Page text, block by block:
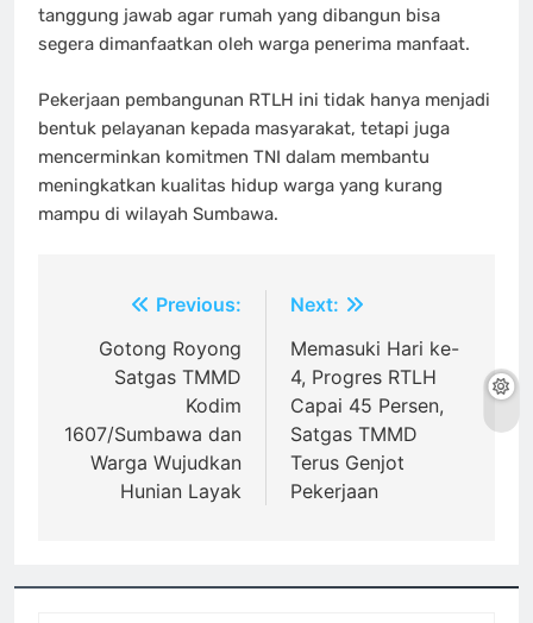
tanggung jawab agar rumah yang dibangun bisa
segera dimanfaatkan oleh warga penerima manfaat.
Pekerjaan pembangunan RTLH ini tidak hanya menjadi
bentuk pelayanan kepada masyarakat, tetapi juga
mencerminkan komitmen TNI dalam membantu
meningkatkan kualitas hidup warga yang kurang
mampu di wilayah Sumbawa.
Navigasi
pos
Previous:
Gotong Royong
Satgas TMMD
Kodim
1607/Sumbawa dan
Warga Wujudkan
Hunian Layak
Next:
Memasuki Hari ke-
4, Progres RTLH
Capai 45 Persen,
Satgas TMMD
Terus Genjot
Pekerjaan